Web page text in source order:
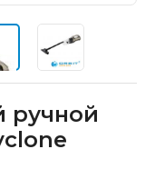
ручной